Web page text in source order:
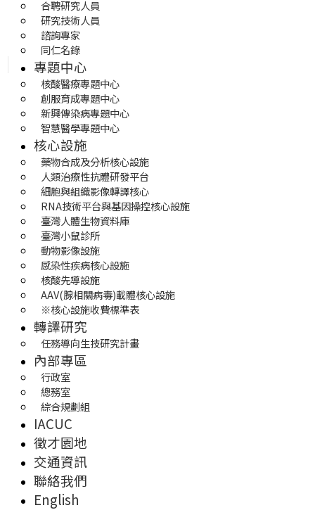
合聘研究人員
研究技術人員
諮詢專家
同仁名錄
專題中心
核酸醫療專題中心
創服育成專題中心
新興傳染病專題中心
智慧醫學專題中心
核心設施
藥物合成及分析核心設施
人類治療性抗體研發平台
細胞與組織影像轉譯核心
RNA技術平台與基因操控核心設施
臺灣人體生物資料庫
臺灣小鼠診所
動物影像設施
感染性疾病核心設施
核酸先導設施
AAV(腺相關病毒)載體核心設施
※核心設施收費標準表
轉譯研究
任務導向生技研究計畫
內部專區
行政室
總務室
綜合規劃組
IACUC
徵才園地
交通資訊
聯絡我們
English